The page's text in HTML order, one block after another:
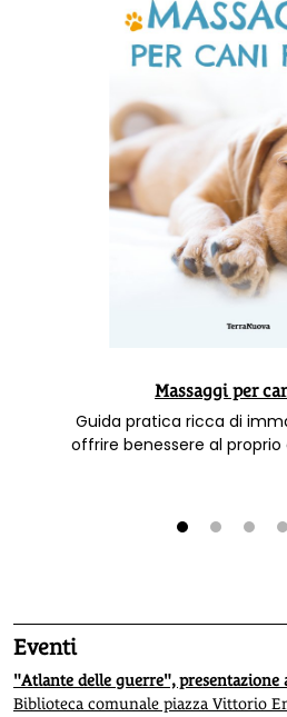
Massaggi per
Guida pratica ricca di
offrire
Eventi
"Atlante delle guerre", presentazione
Biblioteca comunale piazza Vittorio